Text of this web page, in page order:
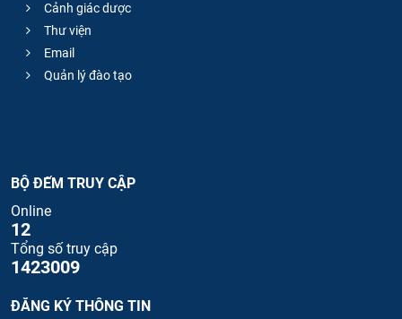
Cảnh giác dược
Thư viện
Email
Quản lý đào tạo
BỘ ĐẾM TRUY CẬP
Online
12
Tổng số truy cập
1423009
ĐĂNG KÝ THÔNG TIN